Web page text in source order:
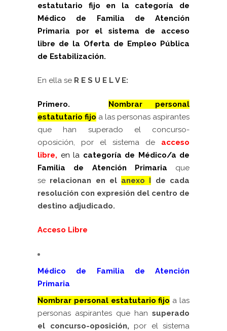
estatutario fijo en la categoría de
Médico de Familia de Atención
Primaria por el sistema de acceso
libre de la Oferta de Empleo Pública
de Estabilización.
En ella se R E S U E L V E:
Primero.
Nombrar personal
estatutario fijo a las personas aspirantes
que han superado el concurso-
oposición, por el sistema de acceso
libre, en la categoría de Médico/a de
Familia de Atención Primaria
que
se relacionan en el anexo I de cada
resolución con expresión del centro de
destino adjudicado.
Acceso Libre
Médico de Familia de Atención
Primaria
Nombrar personal estatutario fijo a las
personas aspirantes que han superado
el concurso-oposición, por el sistema